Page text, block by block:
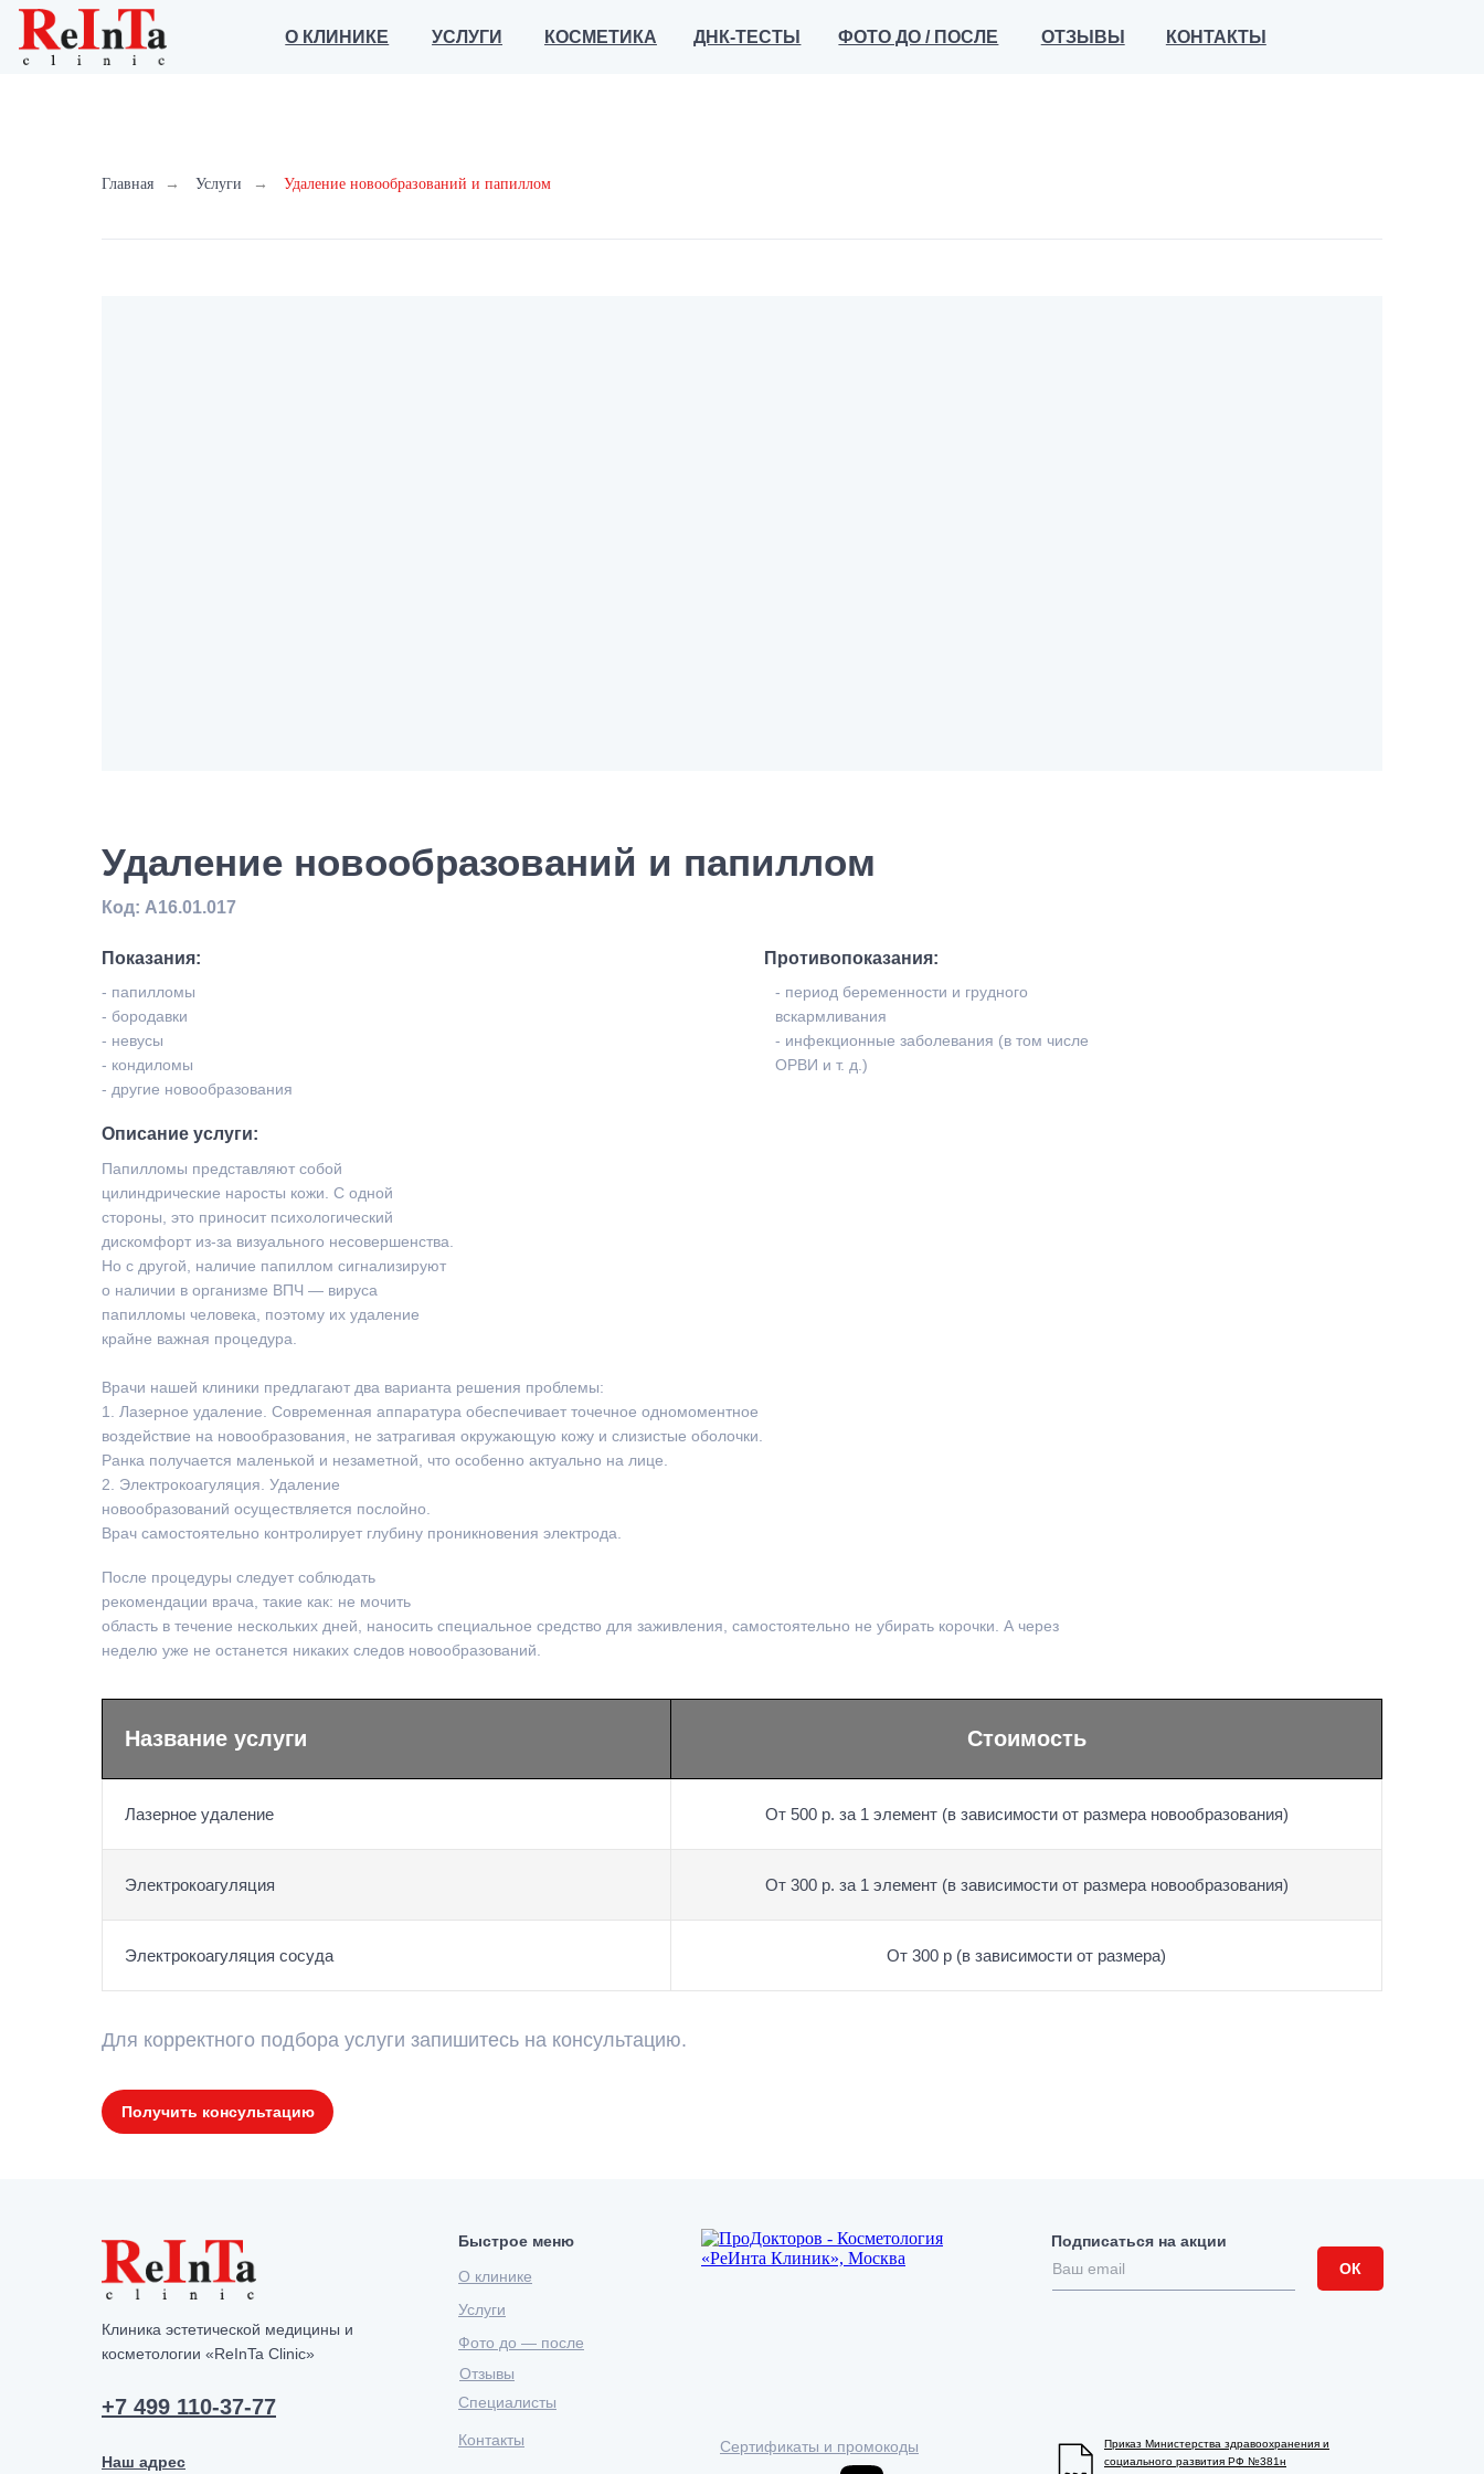
О КЛИНИКЕ УСЛУГИ ФОТО ДО / ПОСЛЕ
КОСМЕТИКА КОНТАКТЫ
ДНК-ТЕСТЫ ОТЗЫВЫ
Главная → Услуги → Удаление новообразований и папиллом
Удаление новообразований и папиллом
Показания:
- папилломы
- бородавки
- невусы
- кондиломы
- другие новообразования
Противопоказания:
- период беременности и грудного
вскармливания
- инфекционные заболевания (в том числе
ОРВИ и т. д.)
После процедуры следует соблюдать
рекомендации врача, такие как: не мочить
область в течение нескольких дней, наносить специальное средство для заживления, самостоятельно не убирать корочки. А через
неделю уже не останется никаких следов новообразований.
Описание услуги:
Папилломы представляют собой
цилиндрические наросты кожи. С одной
стороны, это приносит психологический
дискомфорт из-за визуального несовершенства.
Но с другой, наличие папиллом сигнализируют
о наличии в организме ВПЧ — вируса
папилломы человека, поэтому их удаление
крайне важная процедура.
Врачи нашей клиники предлагают два варианта решения проблемы:
1. Лазерное удаление. Современная аппаратура обеспечивает точечное одномоментное
воздействие на новообразования, не затрагивая окружающую кожу и слизистые оболочки.
Ранка получается маленькой и незаметной, что особенно актуально на лице.
2. Электрокоагуляция. Удаление
новообразований осуществляется послойно.
Врач самостоятельно контролирует глубину проникновения электрода.
Код: А16.01.017
Название услуги Стоимость
Лазерное удаление От 500 р. за 1 элемент (в зависимости от размера новообразования)
Электрокоагуляция От 300 р. за 1 элемент (в зависимости от размера новообразования)
Электрокоагуляция сосуда От 300 р (в зависимости от размера)
Получить консультацию
Для корректного подбора услуги запишитесь на консультацию.
Клиника эстетической медицины и
косметологии «ReInTa Clinic»
Быстрое меню
О клинике
Специалисты
Фото до — после
Наш адрес
+7 499 110-37-77
Подписаться на акции
ОК
Услуги
Отзывы
Контакты
Приказ Министерства здравоохранения и
социального развития РФ №381н
Сертификаты и промокоды